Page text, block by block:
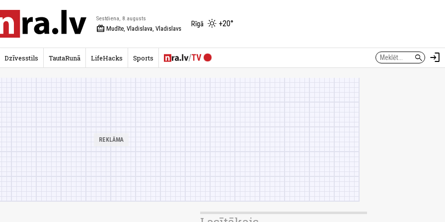
Sestdiena, 8.augusts
redeem Mudīte, Vladislava, Vladislavs
Rīgā +20°
search login
Dzīvesstils TautaRunā LifeHacks Sports